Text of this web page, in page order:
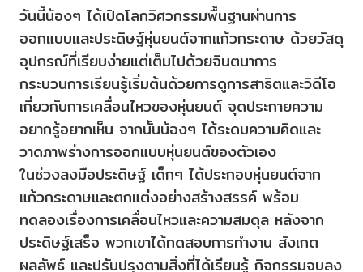
วันนี้น้องๆ ได้เปิดโลกวิศวกรรมพื้นฐานผ่านการ
ออกแบบและประดิษฐ์หุ่นยนต์จากแก้วกระดาษ ด้วยวัสดุ
อุปกรณ์ที่เรียบง่ายแต่เต็มไปด้วยจินตนาการ
กระบวนการเรียนรู้เริ่มต้นด้วยการดูการสาธิตและวิดีโอ
เกี่ยวกับการเคลื่อนไหวของหุ่นยนต์ จุดประกายความ
อยากรู้อยากเห็น จากนั้นน้องๆ ได้ระดมความคิดและ
วาดภาพร่างการออกแบบหุ่นยนต์ของตัวเอง
ในช่วงลงมือประดิษฐ์ เด็กๆ ได้ประกอบหุ่นยนต์จาก
แก้วกระดาษและตกแต่งอย่างสร้างสรรค์ พร้อม
ทดลองเรื่องการเคลื่อนไหวและความสมดุล หลังจาก
ประดิษฐ์เสร็จ พวกเขาได้ทดสอบการทำงาน สังเกต
ผลลัพธ์ และปรับปรุงตามสิ่งที่ได้เรียนรู้ กิจกรรมจบลง